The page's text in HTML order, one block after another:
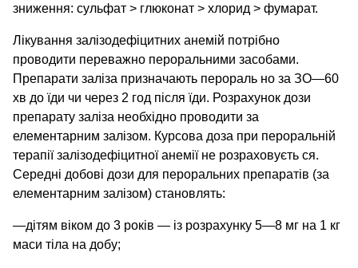
зниження: сульфат > глюконат > хлорид > фумарат.
Лікування залізодефіцитних анемій потрібно
проводити переважно пероральними засобами.
Препарати заліза призначають перораль но за ЗО—60
хв до їди чи через 2 год після їди. Розрахунок дози
препарату заліза необхідно проводити за
елементарним залізом. Курсова доза при пероральній
терапії залізодефіцитної анемії не розраховуєть ся.
Середні добові дози для пероральних препаратів (за
елементарним залізом) становлять:
—дітям віком до 3 років — із розрахунку 5—8 мг на 1 кг
маси тіла на добу;